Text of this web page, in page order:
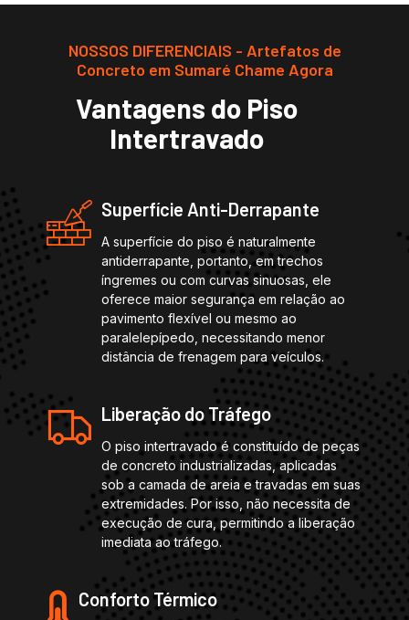
NOSSOS DIFERENCIAIS - Artefatos de
Concreto em Sumaré Chame Agora
Vantagens do Piso
Intertravado
Superfície Anti-Derrapante
A superfície do piso é naturalmente
antiderrapante, portanto, em trechos
íngremes ou com curvas sinuosas, ele
oferece maior segurança em relação ao
pavimento flexível ou mesmo ao
paralelepípedo, necessitando menor
distância de frenagem para veículos.
Liberação do Tráfego
O piso intertravado é constituído de peças
de concreto industrializadas, aplicadas
sob a camada de areia e travadas em suas
extremidades. Por isso, não necessita de
execução de cura, permitindo a liberação
imediata ao tráfego.
Conforto Térmico